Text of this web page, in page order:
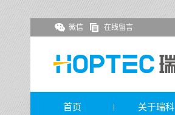
微信 在线留言
首页 关于瑞科